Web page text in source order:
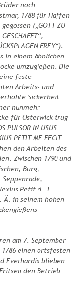
noch
1788 für Haffen
(„GOTT ZU
FREY“).
in einem ähnlichen
umzugießen. Die
feste
Arbeits- und
Sicherheit
nunmehr
für Osterwick trug
PULSOR IN USUS
PETIT ME FECIT
den Arbeiten des
Zwischen 1790 und
Burg,
Petit d. J.
Ä. in seinem hohen
am 7. September
1786 einen ortsfesten
Everhardis blieben
den Betrieb